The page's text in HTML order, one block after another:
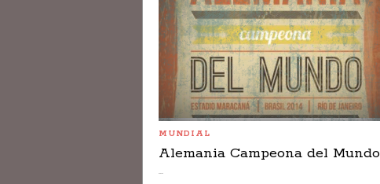
MUNDIAL
Alemania Campeona del Mundo
...